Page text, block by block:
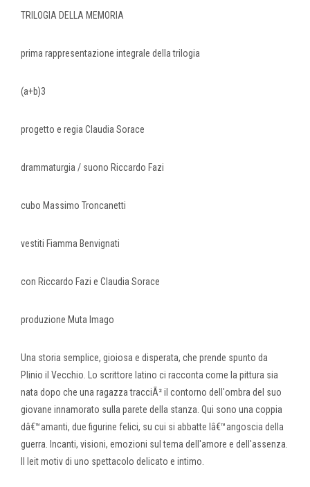
TRILOGIA DELLA MEMORIA
prima rappresentazione integrale della trilogia
(a+b)3
progetto e regia Claudia Sorace
drammaturgia / suono Riccardo Fazi
cubo Massimo Troncanetti
vestiti Fiamma Benvignati
con Riccardo Fazi e Claudia Sorace
produzione Muta Imago
Una storia semplice, gioiosa e disperata, che prende spunto da
Plinio il Vecchio. Lo scrittore latino ci racconta come la pittura sia
nata dopo che una ragazza tracciÃ² il contorno dell'ombra del suo
giovane innamorato sulla parete della stanza. Qui sono una coppia
dâ€™amanti, due figurine felici, su cui si abbatte lâ€™angoscia della
guerra. Incanti, visioni, emozioni sul tema dell'amore e dell'assenza.
Il leit motiv di uno spettacolo delicato e intimo.